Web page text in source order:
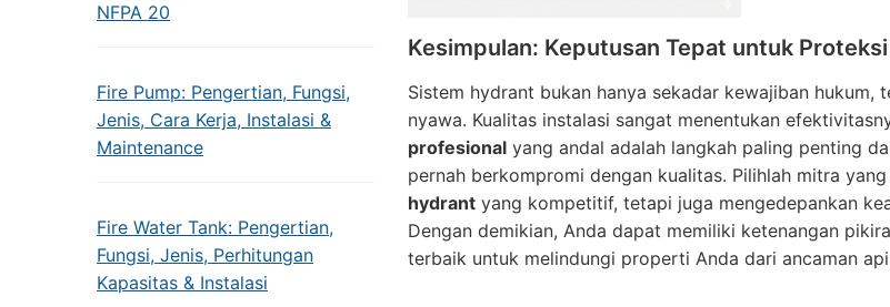
NFPA 20
Fire Pump: Pengertian, Fungsi,
Jenis, Cara Kerja, Instalasi &
Maintenance
Fire Water Tank: Pengertian,
Fungsi, Jenis, Perhitungan
Kapasitas & Instalasi
Kesimpulan: Keputusan Tepat untuk
Sistem hydrant bukan hanya sekadar kewajiban
nyawa. Kualitas instalasi sangat menentukan
profesional yang andal adalah langkah paling penting
pernah berkompromi dengan kualitas. Pilihlah mitra
hydrant yang kompetitif, tetapi juga mengedepankan
Dengan demikian, Anda dapat memiliki ketenangan
terbaik untuk melindungi properti Anda dari ancaman